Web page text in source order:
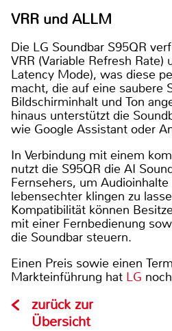
VRR und ALLM
Die LG Soundbar S95QR
VRR (Variable Refresh
Latency Mode), was diese
macht, die auf eine saubere
Bildschirminhalt und Ton
hinaus unterstützt die
wie Google Assistant oder
In Verbindung mit einem
nutzt die S95QR die AI
Fernsehers, um Audioinhalte
lebensechter klingen zu
Kompatibilität können
mit einer Fernbedienung
die Soundbar steuern.
Einen Preis sowie einen
Markteinführung hat LG
zurück zur
Übersicht